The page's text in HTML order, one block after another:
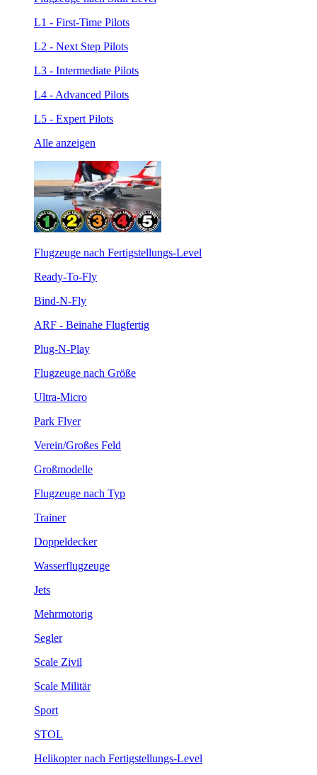
L1 - First-Time Pilots
L2 - Next Step Pilots
L3 - Intermediate Pilots
L4 - Advanced Pilots
L5 - Expert Pilots
Alle anzeigen
Flugzeuge nach Fertigstellungs-Level
Ready-To-Fly
Bind-N-Fly
ARF - Beinahe Flugfertig
Plug-N-Play
Flugzeuge nach Größe
Ultra-Micro
Park Flyer
Verein/Großes Feld
Großmodelle
Flugzeuge nach Typ
Trainer
Doppeldecker
Wasserflugzeuge
Jets
Mehrmotorig
Segler
Scale Zivil
Scale Militär
Sport
STOL
Helikopter nach Fertigstellungs-Level